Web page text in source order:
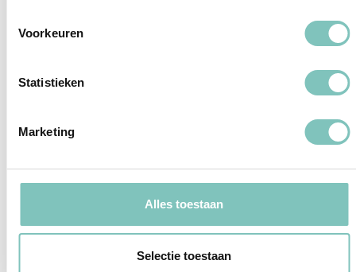
Voorkeuren
Statistieken
Marketing
Alles toestaan
Selectie toestaan
Geen borg
Lekke banden service
Volledige diefstal dekking